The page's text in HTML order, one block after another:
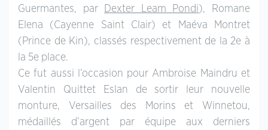
Guermantes, par Dexter Leam Pondi), Romane
Elena (Cayenne Saint Clair) et Maéva Montret
(Prince de Kin), classés respectivement de la 2e à
la 5e place.
Ce fut aussi l’occasion pour Ambroise Maindru et
Valentin Quittet Eslan de sortir leur nouvelle
monture, Versailles des Morins et Winnetou,
médaillés d’argent par équipe aux derniers